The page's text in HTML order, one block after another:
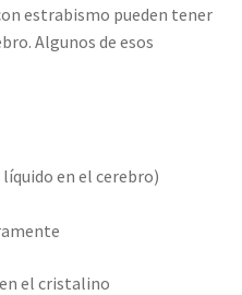
estrabismo pueden tener
Algunos de esos
en el cerebro)
el cristalino